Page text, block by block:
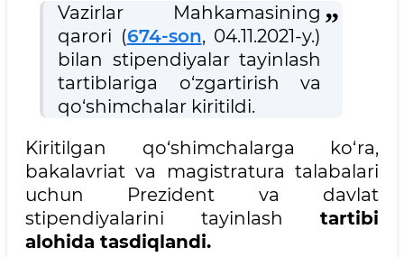
Vazirlar Mahkamasining
qarori (674-son, 04.11.2021-y.)
bilan stipendiyalar tayinlash
tartiblariga o‘zgartirish va
qo‘shimchalar kiritildi.
Kiritilgan qo‘shimchalarga ko‘ra,
bakalavriat va magistratura talabalari
uchun Prezident va davlat
stipendiyalarini tayinlash tartibi
alohida tasdiqlandi.